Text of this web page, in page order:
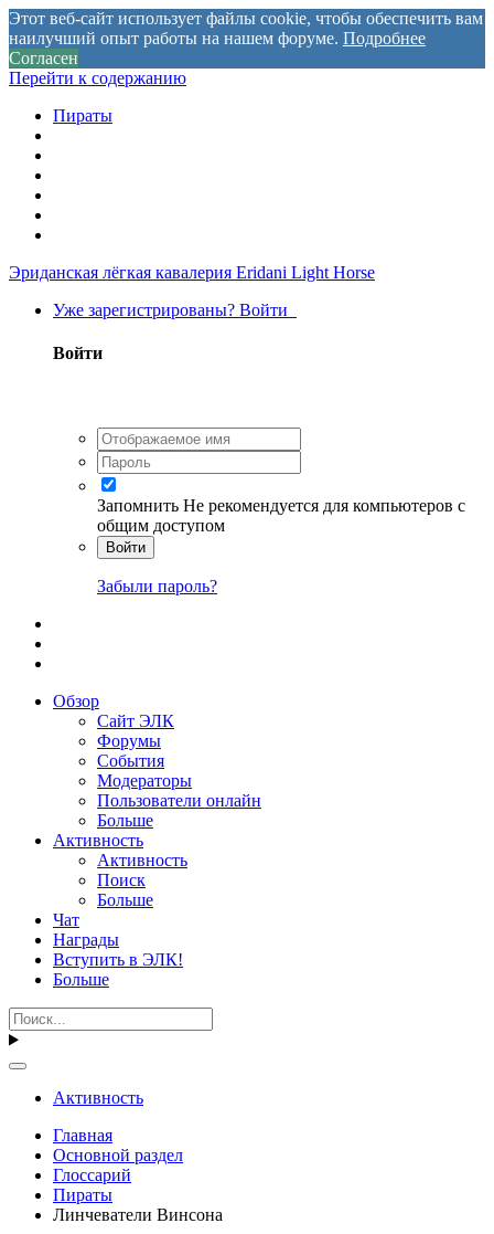
Этот веб-сайт использует файлы cookie, чтобы обеспечить вам
наилучший опыт работы на нашем форуме. Подробнее
Согласен
Перейти к содержанию
Пираты
Эриданская лёгкая кавалерия Eridani Light Horse
Уже зарегистрированы? Войти
Войти
Запомнить Не рекомендуется для компьютеров с
общим доступом
Войти
Забыли пароль?
Обзор
Сайт ЭЛК
Форумы
События
Модераторы
Пользователи онлайн
Больше
Активность
Активность
Поиск
Больше
Чат
Награды
Вступить в ЭЛК!
Больше
Активность
Главная
Основной раздел
Глоссарий
Пираты
Линчеватели Винсона